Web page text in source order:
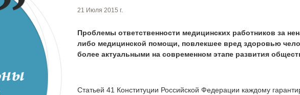
21 Июля 2015 г.
Проблемы ответственности медицинских работников за
либо медицинской помощи, повлекшее вред здоровью
более актуальными на современном этапе развития
Статьей 41 Конституции Российской Федерации каждому